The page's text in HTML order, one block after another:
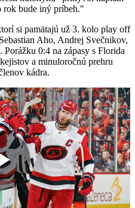
rok bude iný príbeh."
si pamätajú už 3. kolo play off
Aho, Andrej Svečnikov,
0:4 na zápasy s Florida
a minuloročnú prehru
kádra.
Play